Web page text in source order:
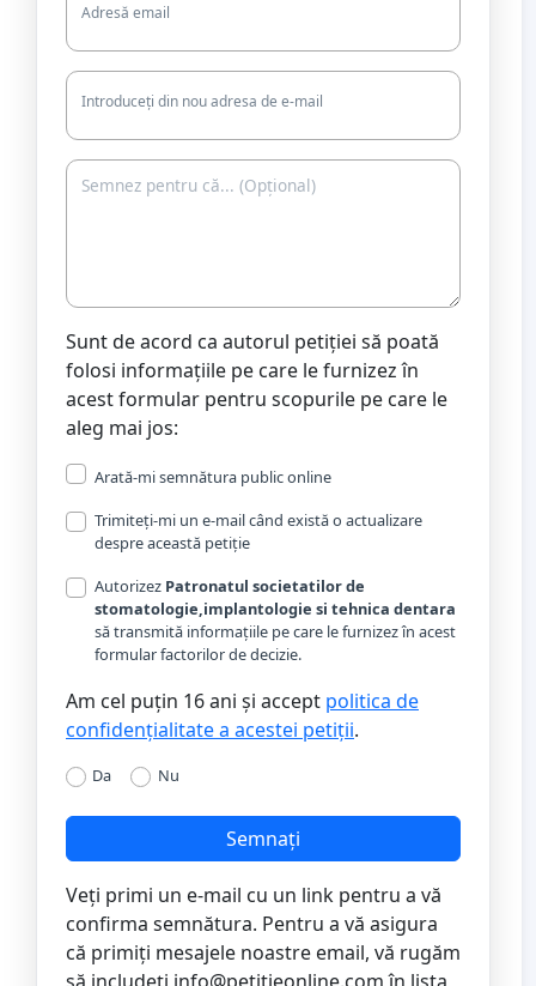
Adresă email
Introduceți din nou adresa de e-mail
Sunt de acord ca autorul petiției să poată
folosi informațiile pe care le furnizez în
acest formular pentru scopurile pe care le
aleg mai jos:
Arată-mi semnătura public online
Trimiteți-mi un e-mail când există o actualizare
despre această petiție
Autorizez Patronatul societatilor de
stomatologie,implantologie si tehnica dentara
să transmită informațiile pe care le furnizez în acest
formular factorilor de decizie.
Am cel puțin 16 ani și accept politica de
confidențialitate a acestei petiții.
Da Nu
Semnați
Veți primi un e-mail cu un link pentru a vă
confirma semnătura. Pentru a vă asigura
că primiți mesajele noastre email, vă rugăm